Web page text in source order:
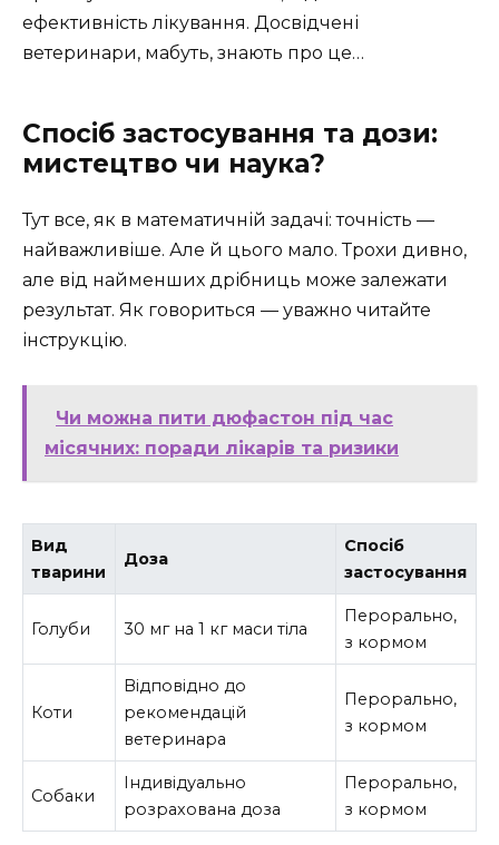
ефективність лікування. Досвідчені
ветеринари, мабуть, знають про це…
Спосіб застосування та дози:
мистецтво чи наука?
Тут все, як в математичній задачі: точність —
найважливіше. Але й цього мало. Трохи дивно,
але від найменших дрібниць може залежати
результат. Як говориться — уважно читайте
інструкцію.
Чи можна пити дюфастон під час
місячних: поради лікарів та ризики
Вид
тварини
Доза
Спосіб
застосування
Голуби 30 мг на 1 кг маси тіла
Перорально,
з кормом
Коти
Відповідно до
рекомендацій
ветеринара
Перорально,
з кормом
Собаки
Індивідуально
розрахована доза
Перорально,
з кормом